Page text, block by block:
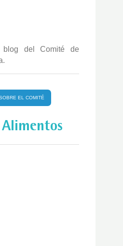
blog del Comité de
EL COMITÉ